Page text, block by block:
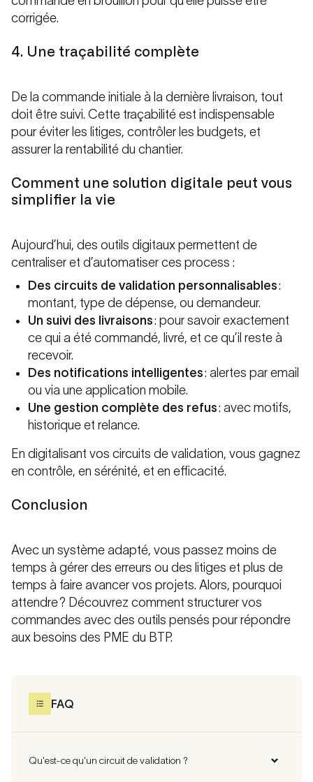
corrigée.
4. Une traçabilité complète
De la commande initiale à la dernière livraison, tout
doit être suivi. Cette traçabilité est indispensable
pour éviter les litiges, contrôler les budgets, et
assurer la rentabilité du chantier.
Comment une solution digitale peut vous
simplifier la vie
Aujourd’hui, des outils digitaux permettent de
centraliser et d’automatiser ces process :
Des circuits de validation personnalisables:
montant, type de dépense, ou demandeur.
Un suivi des livraisons: pour savoir exactement
ce qui a été commandé, livré, et ce qu’il reste à
recevoir.
Des notifications intelligentes: alertes par email
ou via une application mobile.
Une gestion complète des refus: avec motifs,
historique et relance.
En digitalisant vos circuits de validation, vous gagnez
en contrôle, en sérénité, et en efficacité.
Conclusion
Avec un système adapté, vous passez moins de
temps à gérer des erreurs ou des litiges et plus de
temps à faire avancer vos projets. Alors, pourquoi
attendre ? Découvrez comment structurer vos
commandes avec des outils pensés pour répondre
aux besoins des PME du BTP.
FAQ
Qu'est-ce qu'un circuit de validation ?